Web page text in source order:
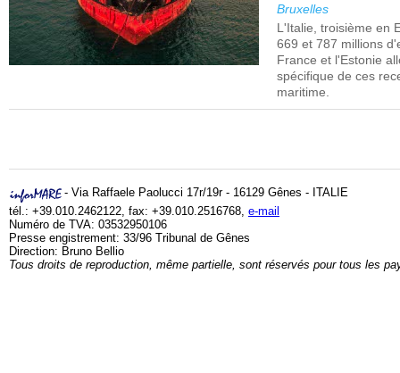
Bruxelles
L'Italie, troisième en
669 et 787 millions
France et l'Estonie
spécifique de ces
maritime.
- Via Raffaele Paolucci 17r/19r - 16129 Gênes - ITALIE
tél.: +39.010.2462122, fax: +39.010.2516768, e-mail
Numéro de TVA: 03532950106
Presse engistrement: 33/96 Tribunal de Gênes
Direction: Bruno Bellio
Tous droits de reproduction, même partielle, sont réservés pour tous les